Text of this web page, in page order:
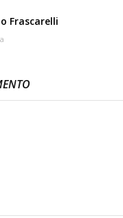
Frascarelli